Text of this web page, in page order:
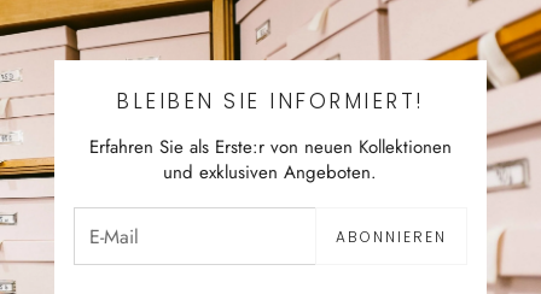
BLEIBEN SIE INFORMIERT!
Erfahren Sie als Erste:r von neuen Kollektionen
und exklusiven Angeboten.
ABONNIEREN